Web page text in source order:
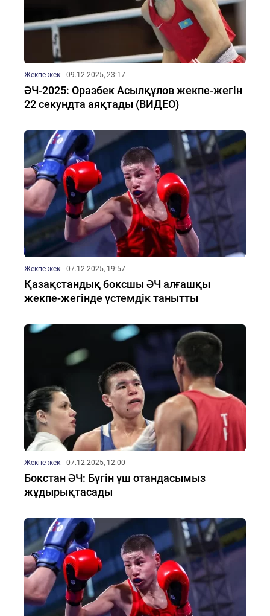
Жекпе-жек 09.12.2025, 23:17
ӘЧ-2025: Оразбек Асылқұлов жекпе-жегін
22 секундта аяқтады (ВИДЕО)
Жекпе-жек 07.12.2025, 19:57
Қазақстандық боксшы ӘЧ алғашқы
жекпе-жегінде үстемдік танытты
Жекпе-жек 07.12.2025, 12:00
Бокстан ӘЧ: Бүгін үш отандасымыз
жұдырықтасады